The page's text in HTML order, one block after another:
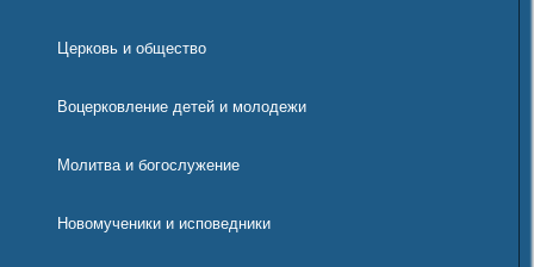
Церковь и общество
Воцерковление детей и молодежи
Молитва и богослужение
Новомученики и исповедники